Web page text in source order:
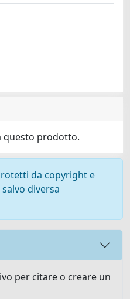
questo prodotto.
da copyright e
diversa
per citare o creare un